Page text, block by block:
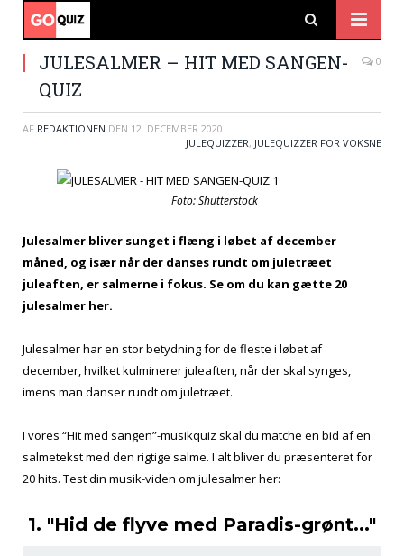
JULESALMER – HIT MED SANGEN-
QUIZ
0
AF REDAKTIONEN DEN 12. DECEMBER 2020
JULEQUIZZER, JULEQUIZZER FOR VOKSNE
Foto: Shutterstock
Julesalmer bliver sunget i flæng i løbet af december
måned, og især når der danses rundt om juletræet
juleaften, er salmerne i fokus. Se om du kan gætte 20
julesalmer her.
Julesalmer har en stor betydning for de fleste i løbet af
december, hvilket kulminerer juleaften, når der skal synges,
imens man danser rundt om juletræet.
I vores “Hit med sangen”-musikquiz skal du matche en bid af en
salmetekst med den rigtige salme. I alt bliver du præsenteret for
20 hits. Test din musik-viden om julesalmer her:
1. "Hid de flyve med Paradis-grønt..."